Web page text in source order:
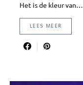
Het is de kleur van…
LEES MEER